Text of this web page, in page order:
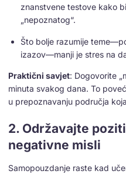
znanstvene testove kako
„nepoznatog“.
Što bolje razumije
izazov—manji je stres na
Praktični savjet: Dogovorite
minuta svakog dana. To
u prepoznavanju područja
2. Održavajte
negativne misli
Samopouzdanje raste kad